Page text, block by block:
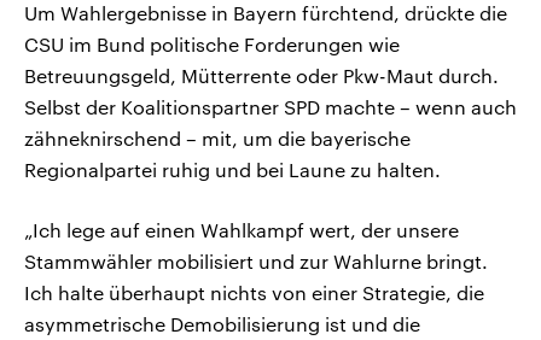
Um Wahlergebnisse in Bayern fürchtend, drückte die
CSU im Bund politische Forderungen wie
Betreuungsgeld, Mütterrente oder Pkw-Maut durch.
Selbst der Koalitionspartner SPD machte – wenn auch
zähneknirschend – mit, um die bayerische
Regionalpartei ruhig und bei Laune zu halten.
„Ich lege auf einen Wahlkampf wert, der unsere
Stammwähler mobilisiert und zur Wahlurne bringt.
Ich halte überhaupt nichts von einer Strategie, die
asymmetrische Demobilisierung ist und die